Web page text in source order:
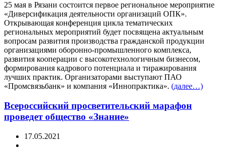
25 мая в Рязани состоится первое региональное мероприятие
«Диверсификация деятельности организаций ОПК».
Открывающая конференция цикла тематических
региональных мероприятий будет посвящена актуальным
вопросам развития производства гражданской продукции
организациями оборонно-промышленного комплекса,
развития кооперации с высокотехнологичным бизнесом,
формирования кадрового потенциала и тиражирования
лучших практик. Организаторами выступают ПАО
«Промсвязьбанк» и компания «Иннопрактика». (далее…)
Всероссийский просветительский марафон
проведет общество «Знание»
17.05.2021